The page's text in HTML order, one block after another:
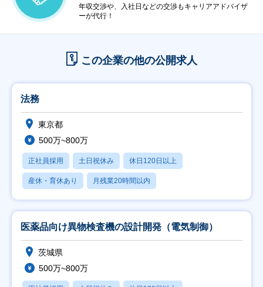
年収交渉や、入社日などの交渉もキャリアアドバイザ
ーが代行！
この企業の他の公開求人
法務
東京都
500万~800万
正社員採用 土日祝休み 休日120日以上
産休・育休あり 月残業20時間以内
医薬品向け異物検査機の設計開発（電気制御）
茨城県
500万~800万